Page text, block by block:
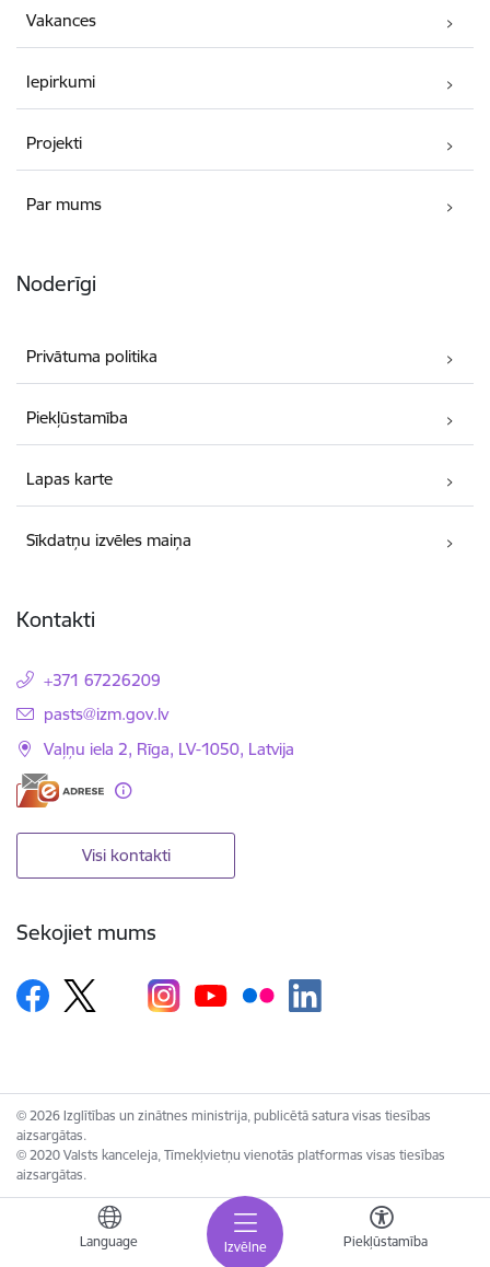
Izvēlne
Language Piekļūstamība
Vakances
Iepirkumi
Projekti
Par mums
Noderīgi
Privātuma politika
Piekļūstamība
Lapas karte
Sīkdatņu izvēles maiņa
Kontakti
+371 67226209
E-pasts:
pasts@izm.gov.lv
Vaļņu iela 2, Rīga, LV-1050, Latvija
Visi kontakti
Sekojiet mums
© 2026 Izglītības un zinātnes ministrija, publicētā satura visas tiesības
aizsargātas.
© 2020 Valsts kanceleja, Tīmekļvietņu vienotās platformas visas tiesības
aizsargātas.